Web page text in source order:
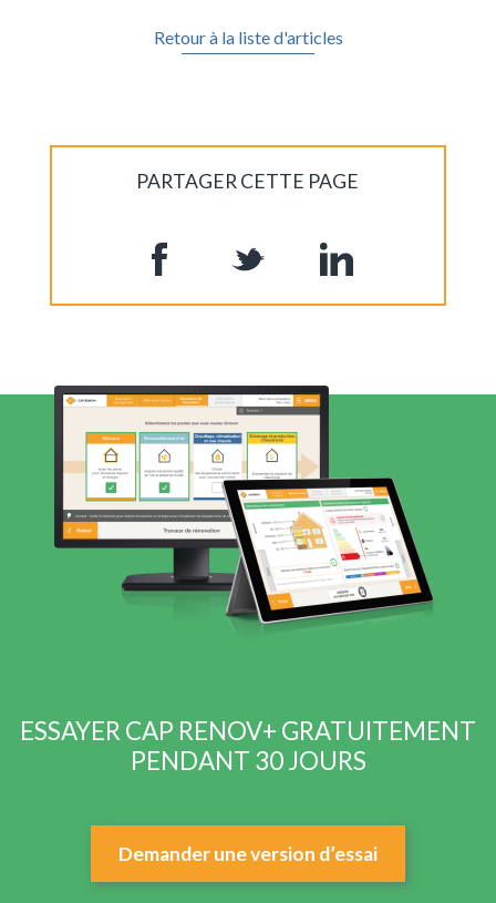
Retour à la liste d'articles
PARTAGER CETTE PAGE
ESSAYER CAP RENOV+ GRATUITEMENT
PENDANT 30 JOURS
Demander une version d’essai